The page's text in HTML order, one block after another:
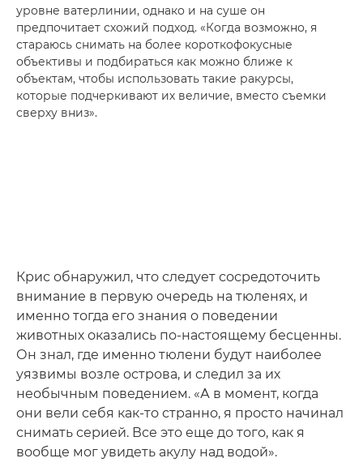
уровне ватерлинии, однако и на суше он
предпочитает схожий подход. «Когда возможно, я
стараюсь снимать на более короткофокусные
объективы и подбираться как можно ближе к
объектам, чтобы использовать такие ракурсы,
которые подчеркивают их величие, вместо съемки
сверху вниз».
Крис обнаружил, что следует сосредоточить
внимание в первую очередь на тюленях, и
именно тогда его знания о поведении
животных оказались по-настоящему бесценны.
Он знал, где именно тюлени будут наиболее
уязвимы возле острова, и следил за их
необычным поведением. «А в момент, когда
они вели себя как-то странно, я просто начинал
снимать серией. Все это еще до того, как я
вообще мог увидеть акулу над водой».